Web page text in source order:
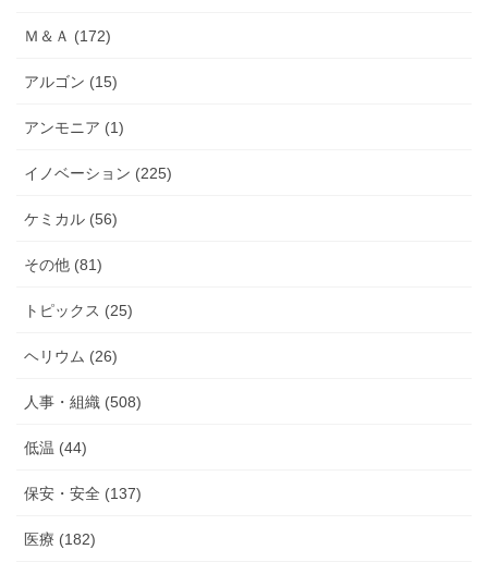
Ｍ＆Ａ (172)
アルゴン (15)
アンモニア (1)
イノベーション (225)
ケミカル (56)
その他 (81)
トピックス (25)
ヘリウム (26)
人事・組織 (508)
低温 (44)
保安・安全 (137)
医療 (182)